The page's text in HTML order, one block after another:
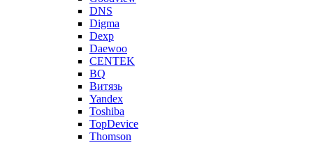
DNS
Digma
Dexp
Daewoo
CENTEK
BQ
Витязь
Yandex
Toshiba
TopDevice
Thomson